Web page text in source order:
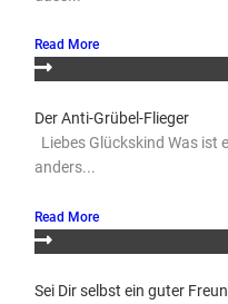
Read More
Der Anti-Grübel-Flieger
Liebes Glückskind Was ist
anders...
Read More
Sei Dir selbst ein guter